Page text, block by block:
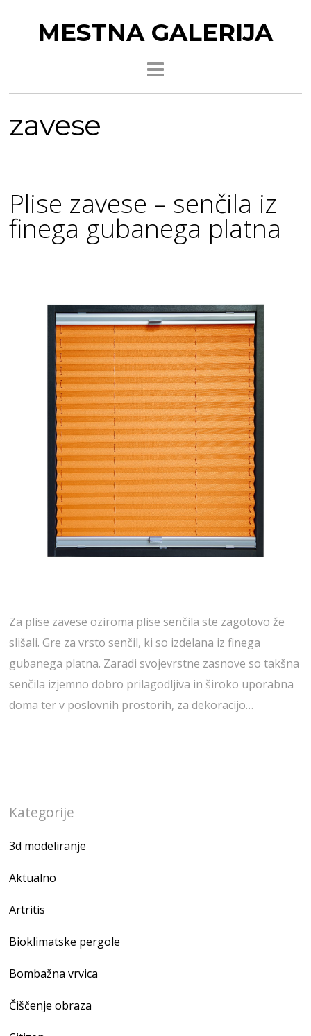
MESTNA GALERIJA
zavese
Plise zavese – senčila iz
finega gubanega platna
Za plise zavese oziroma plise senčila ste zagotovo že
slišali. Gre za vrsto senčil, ki so izdelana iz finega
gubanega platna. Zaradi svojevrstne zasnove so takšna
senčila izjemno dobro prilagodljiva in široko uporabna
doma ter v poslovnih prostorih, za dekoracijo…
Kategorije
3d modeliranje
Aktualno
Artritis
Bioklimatske pergole
Bombažna vrvica
Čiščenje obraza